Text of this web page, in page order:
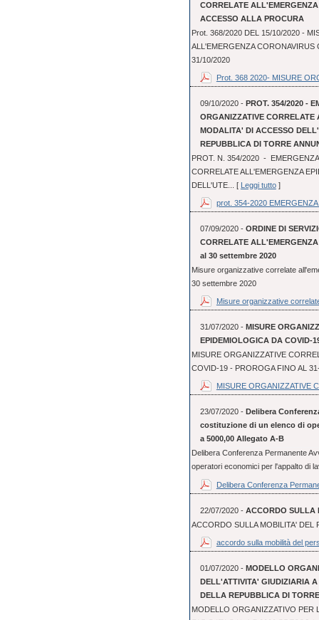
CORRELATE
ACCESSO ALLA PROCURA
Prot. 368/2020 DEL 15/10/2020 -
ALL'EMERGENZA
31/10/2020
Prot. 368 2020- MISURE
09/10/2020 - PROT. 354/2020 -
ORGANIZZATIVE
MODALITA' DI ACCESSO
REPUBBLICA DI TORRE
PROT. N. 354/2020 -
CORRELATE ALL'EMERGENZA
DELL'UTE... [ Leggi tutto]
prot. 354-2020
07/09/2020 - ORDINE DI
CORRELATE
al 30 settembre 2020
Misure organizzative correlate
30 settembre 2020
Misure organizzative
31/07/2020 - MISURE
EPIDEMIOLOGICA DA COVID-
MISURE ORGANIZZATIVE
COVID-19 - PROROGA FINO AL
MISURE ORGANIZZATIVE
23/07/2020 - Delibera
costituzione di un elenco di
a 5000,00 Allegato A-B
Delibera Conferenza Permanente
operatori economici per l'appalto di
Delibera Conferenza
22/07/2020 - ACCORDO SULLA
ACCORDO SULLA MOBILITA' DEL
accordo sulla mobilità del
01/07/2020 - MODELLO
DELL'ATTIVITA' GIUDIZIARIA
DELLA REPUBBLICA DI
MODELLO ORGANIZZATIVO PER